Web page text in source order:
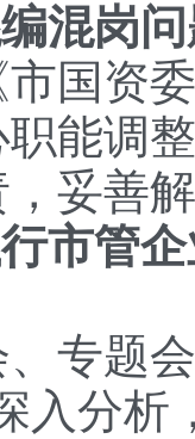
岗问
资委
能调
妥善
管企
题会
入分析